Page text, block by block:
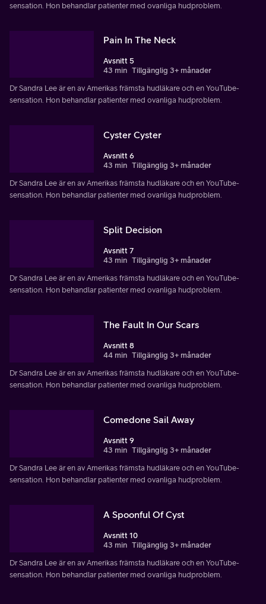
sensation. Hon behandlar patienter med ovanliga hudproblem.
Pain In The Neck
Avsnitt 5
43 min Tillgänglig 3+ månader
Dr Sandra Lee är en av Amerikas främsta hudläkare och en YouTube-
sensation. Hon behandlar patienter med ovanliga hudproblem.
Cyster Cyster
Avsnitt 6
43 min Tillgänglig 3+ månader
Dr Sandra Lee är en av Amerikas främsta hudläkare och en YouTube-
sensation. Hon behandlar patienter med ovanliga hudproblem.
Split Decision
Avsnitt 7
43 min Tillgänglig 3+ månader
Dr Sandra Lee är en av Amerikas främsta hudläkare och en YouTube-
sensation. Hon behandlar patienter med ovanliga hudproblem.
The Fault In Our Scars
Avsnitt 8
44 min Tillgänglig 3+ månader
Dr Sandra Lee är en av Amerikas främsta hudläkare och en YouTube-
sensation. Hon behandlar patienter med ovanliga hudproblem.
Comedone Sail Away
Avsnitt 9
43 min Tillgänglig 3+ månader
Dr Sandra Lee är en av Amerikas främsta hudläkare och en YouTube-
sensation. Hon behandlar patienter med ovanliga hudproblem.
A Spoonful Of Cyst
Avsnitt 10
43 min Tillgänglig 3+ månader
Dr Sandra Lee är en av Amerikas främsta hudläkare och en YouTube-
sensation. Hon behandlar patienter med ovanliga hudproblem.